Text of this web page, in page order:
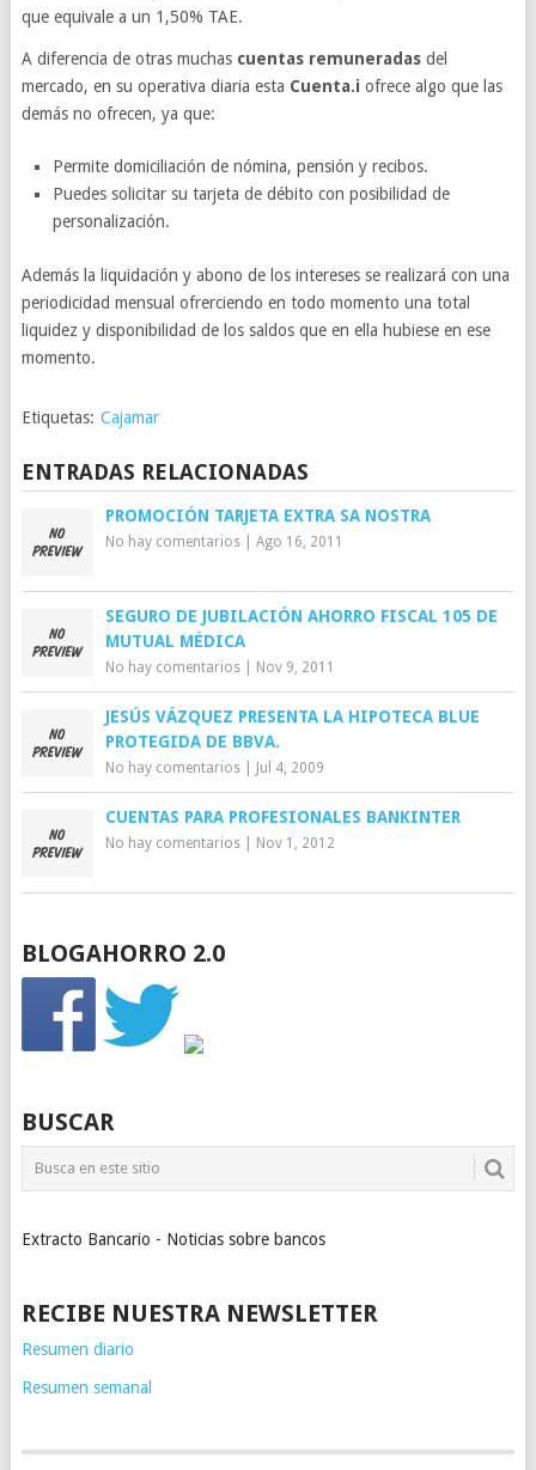
que equivale a un 1,50% TAE.
A diferencia de otras muchascuentas remuneradasdel
mercado, en su operativa diaria esta Cuenta.i ofrece algo que las
demás no ofrecen, ya que:
Permite domiciliación de nómina, pensión y recibos.
Puedes solicitar su tarjeta de débito con posibilidad de
personalización.
Además la liquidación y abono de los intereses se realizará con una
periodicidad mensual ofrerciendo en todo momento una total
liquidez y disponibilidad de los saldos que en ella hubiese en ese
momento.
Etiquetas: Cajamar
ENTRADAS RELACIONADAS
PROMOCIÓN TARJETA EXTRA SA NOSTRA
No hay comentarios| Ago 16, 2011
SEGURO DE JUBILACIÓN AHORRO FISCAL 105 DE
MUTUAL MÉDICA
No hay comentarios| Nov 9, 2011
JESÚS VÁZQUEZ PRESENTA LA HIPOTECA BLUE
PROTEGIDA DE BBVA.
No hay comentarios| Jul 4, 2009
CUENTAS PARA PROFESIONALES BANKINTER
No hay comentarios| Nov 1, 2012
BLOGAHORRO 2.0
BUSCAR
Extracto Bancario - Noticias sobre bancos
RECIBE NUESTRA NEWSLETTER
Resumen diario
Resumen semanal